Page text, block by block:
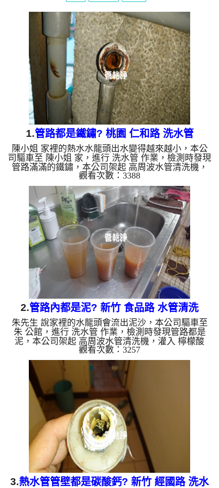
1.管路都是鐵鏽? 桃園 仁和路 洗水管
陳小姐 家裡的熱水水龍頭出水變得越來越小，本公
司驅車至 陳小姐 家，進行 洗水管 作業，檢測時發現
管路滿滿的鐵鏽，本公司架起 高周波水管清洗機，
灌入 檸檬酸 至管路裡面，等了約15分，開啟 水管清
洗機 ，啟動 螺旋波 模式，一開始就洗出棕色髒水，
越洗就越髒，如下圖片影片，兩個小時後，水變乾淨
出水量也恢復正常了!! 如是自來水，如水管老化，會
產生鐵鏽跟泥沙堆積，洗出來的水就會是咖啡色，地
下水含有氧化錳，管壁上會結成黑色管垢，洗出來的
水會跟石油一樣黑，有些洗出綠色的水，是因為裡面
有銅的物質，生...
觀看次數：3388
2.管路內都是泥? 新竹 食品路 水管清洗
朱先生 說家裡的水龍頭會流出泥沙，本公司驅車至
朱 公館，進行 洗水管 作業，檢測時發現管路都是
泥，本公司架起 高周波水管清洗機，灌入 檸檬酸
水 至管路裡面，等了約15分，開啟 水管清洗機 ，啟
動 螺旋波 模式，一開始就洗出棕色髒水，源源不
絕，如下圖片影片，兩個小時後，水變乾淨出水量也
變大了!! 如是自來水，如水管老化，會產生鐵鏽跟泥
沙堆積，洗出來的水就會是咖啡色，地下水含有氧化
錳，管壁上會結成黑色管垢，洗出來的水會跟石油一
樣黑，有些洗出綠色的水，是因為裡面有銅的物質，
生鏽產生銅綠，如是藍...
觀看次數：3257
3.熱水管管壁都是碳酸鈣? 新竹 經國路 洗水